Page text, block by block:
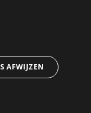
adviseer ik
natuurlijk
en heeft
worden
AFWIJZEN